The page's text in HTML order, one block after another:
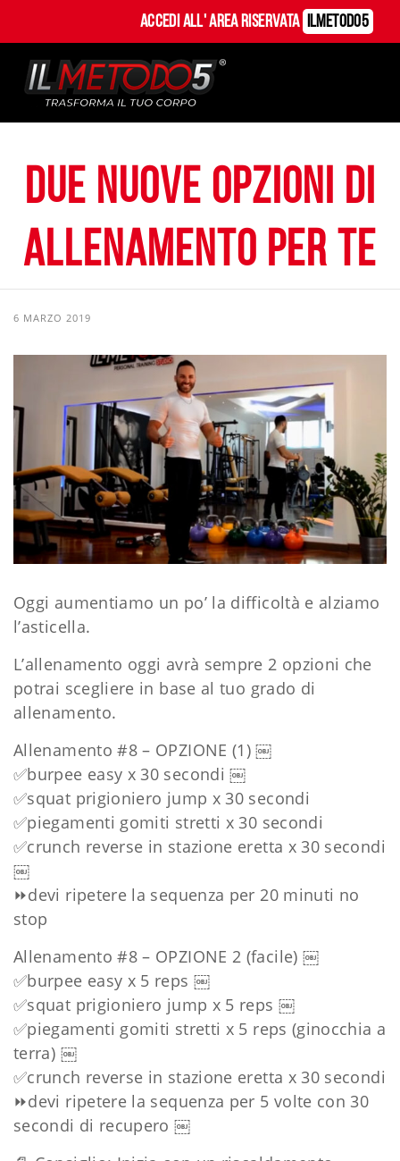
Accedi all' Area Riservata ILMetodo5
Due nuove opzioni di
allenamento per te
6 MARZO 2019
Oggi aumentiamo un po’ la difficoltà e alziamo
l’asticella.
L’allenamento oggi avrà sempre 2 opzioni che
potrai scegliere in base al tuo grado di
allenamento.
Allenamento #8 – OPZIONE (1) ￼
✅burpee easy x 30 secondi ￼
✅squat prigioniero jump x 30 secondi
✅piegamenti gomiti stretti x 30 secondi
✅crunch reverse in stazione eretta x 30 secondi
￼
⏩devi ripetere la sequenza per 20 minuti no
stop
Allenamento #8 – OPZIONE 2 (facile) ￼
✅burpee easy x 5 reps ￼
✅squat prigioniero jump x 5 reps ￼
✅piegamenti gomiti stretti x 5 reps (ginocchia a
terra) ￼
✅crunch reverse in stazione eretta x 30 secondi
⏩devi ripetere la sequenza per 5 volte con 30
secondi di recupero ￼